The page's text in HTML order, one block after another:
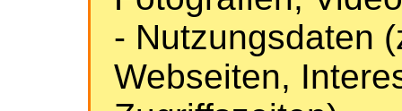
- Nutzungsdaten
Webseiten,